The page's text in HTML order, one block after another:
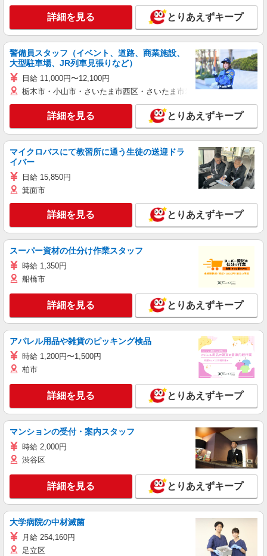
詳細を見る とりあえずキープ
警備員スタッフ（イベント、道路、商業施設、
大型駐車場、JR列車見張りなど）
日給 11,000円〜12,100円
栃木市・小山市・さいたま市西区・さいたま市岩槻区・久喜市・蓮田
詳細を見る とりあえずキープ
マイクロバスにて教習所に通う生徒の送迎ドラ
イバー
日給 15,850円
箕面市
詳細を見る とりあえずキープ
スーパー資材の仕分け作業スタッフ
時給 1,350円
船橋市
詳細を見る とりあえずキープ
アパレル用品や雑貨のピッキング検品
時給 1,200円〜1,500円
柏市
詳細を見る とりあえずキープ
マンションの受付・案内スタッフ
時給 2,000円
渋谷区
詳細を見る とりあえずキープ
大学病院の中材滅菌
月給 254,160円
足立区